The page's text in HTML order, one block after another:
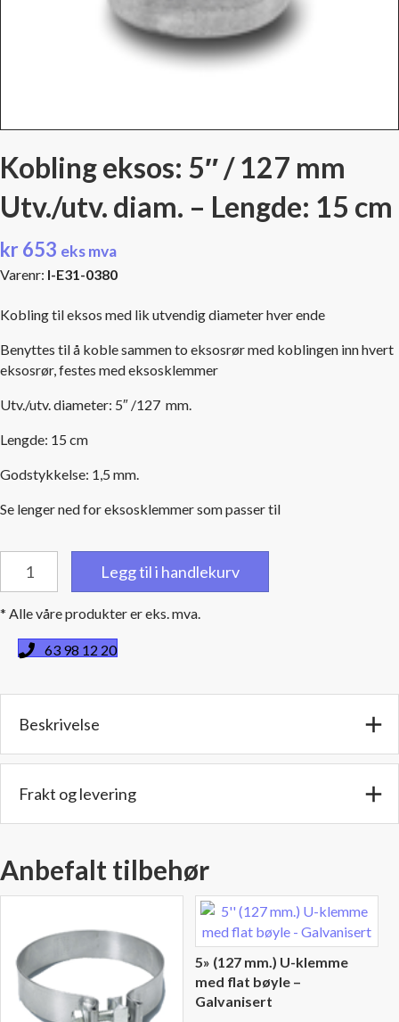
Kobling eksos: 5″ / 127 mm
Utv./utv. diam. – Lengde: 15 cm
kr653 eks mva
Varenr: I-E31-0380
Kobling til eksos med lik utvendig diameter hver ende
Benyttes til å koble sammen to eksosrør med koblingen inn hvert
eksosrør, festes med eksosklemmer
Utv./utv. diameter: 5″ /127 mm.
Lengde: 15 cm
Godstykkelse: 1,5 mm.
Se lenger ned for eksosklemmer som passer til
eksos:
127
mm
15
Legg til i handlekurv
* Alle våre produkter er eks. mva.
63 98 12 20
Beskrivelse
Frakt og levering
Anbefalt tilbehør
5» (127 mm.) U-klemme
med flat bøyle –
Galvanisert